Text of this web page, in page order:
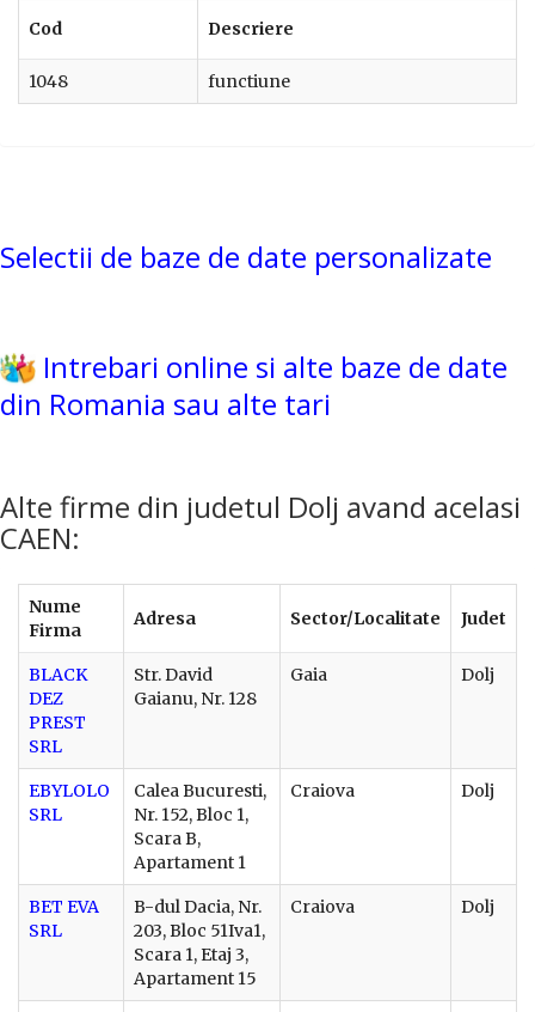
Cod Descriere
1048 functiune
Selectii de baze de date personalizate
Intrebari online si alte baze de date
din Romania sau alte tari
Alte firme din judetul Dolj avand acelasi
CAEN:
Nume
Firma
Adresa Sector/Localitate Judet
BLACK
DEZ
PREST
SRL
Str. David
Gaianu, Nr. 128
Gaia Dolj
EBYLOLO
SRL
Calea Bucuresti,
Nr. 152, Bloc 1,
Scara B,
Apartament 1
Craiova Dolj
BET EVA
SRL
B-dul Dacia, Nr.
203, Bloc 51Iva1,
Scara 1, Etaj 3,
Apartament 15
Craiova Dolj